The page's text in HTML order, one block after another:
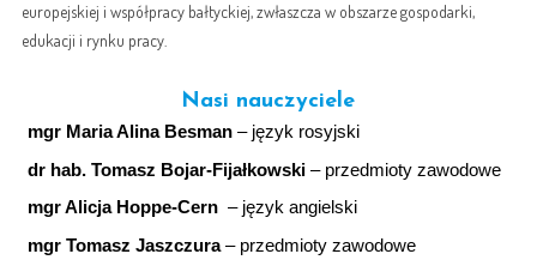
europejskiej i współpracy bałtyckiej, zwłaszcza w obszarze gospodarki,
edukacji i rynku pracy.
Nasi nauczyciele
mgr Maria Alina Besman – język rosyjski
dr hab. Tomasz Bojar-Fijałkowski – przedmioty zawodowe
mgr Alicja Hoppe-Cern – język angielski
mgr Tomasz Jaszczura– przedmioty zawodowe